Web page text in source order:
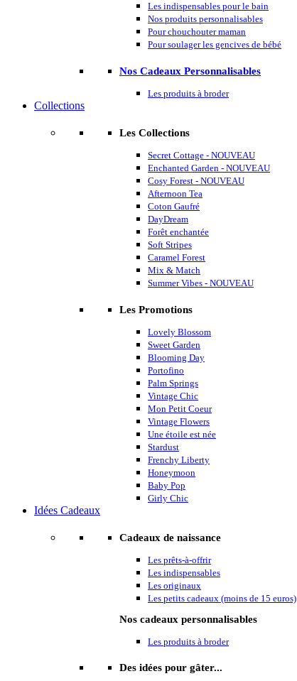
Les indispensables pour le bain
Nos produits personnalisables
Pour chouchouter maman
Pour soulager les gencives de bébé
Nos Cadeaux Personnalisables
Les produits à broder
Collections
Les Collections
Secret Cottage - NOUVEAU
Enchanted Garden - NOUVEAU
Cosy Forest - NOUVEAU
Afternoon Tea
Coton Gaufré
DayDream
Forêt enchantée
Soft Stripes
Caramel Forest
Mix & Match
Summer Vibes - NOUVEAU
Les Promotions
Lovely Blossom
Sweet Garden
Blooming Day
Portofino
Palm Springs
Vintage Chic
Mon Petit Coeur
Vintage Flowers
Une étoile est née
Stardust
Frenchy Liberty
Honeymoon
Baby Pop
Girly Chic
Idées Cadeaux
Cadeaux de naissance
Les prêts-à-offrir
Les indispensables
Les originaux
Les petits cadeaux (moins de 15 euros)
Nos cadeaux personnalisables
Les produits à broder
Des idées pour gâter...